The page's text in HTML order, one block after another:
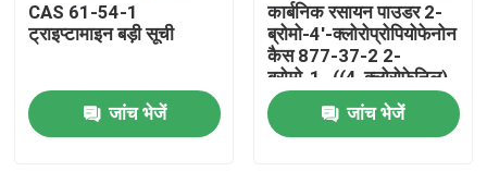
कारखाना भ्रमण
गुणवत्ता नियंत्रण
CAS 61-54-1
ट्राइप्टामाइन बड़ी सूची
जांच भेजें
कार्बनिक रसायन पाउडर 2-
ब्रोमो-4'-क्लोरोप्रोपियोफेनोन
कैस 877-37-2 2-
ब्रोमो-1- ((4-क्लोरोफेनिल)
प्रोपेन-1-ओन
जांच भेजें